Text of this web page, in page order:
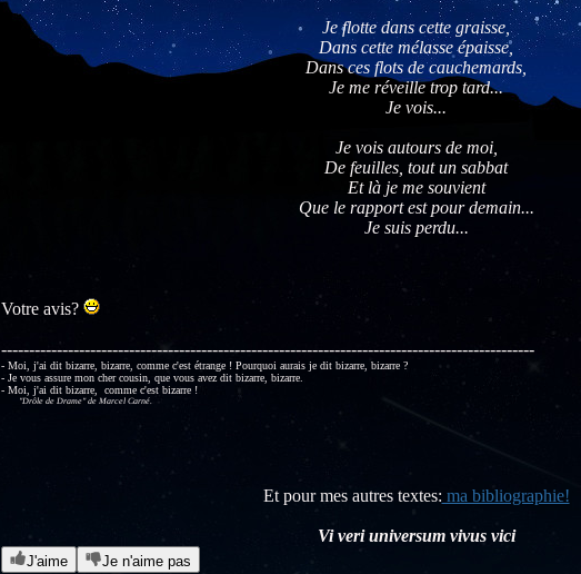
Je flotte dans cette graisse,
Dans cette mélasse épaisse,
Dans ces flots de cauchemards,
Je me réveille trop tard...
Je vois...
Je vois autours de moi,
De feuilles, tout un sabbat
Et là je me souvient
Que le rapport est pour demain...
Je suis perdu...
Votre avis?
------------------------------------------------------------------------------------------------
- Moi, j'ai dit bizarre, bizarre, comme c'est étrange ! Pourquoi aurais je dit bizarre, bizarre ?
- Je vous assure mon cher cousin, que vous avez dit bizarre, bizarre.
- Moi, j'ai dit bizarre, comme c'est bizarre !
"Drôle de Drame" de Marcel Carné.
Et pour mes autres textes: ma bibliographie!
Vi veri universum vivus vici
J'aime Je n'aime pas